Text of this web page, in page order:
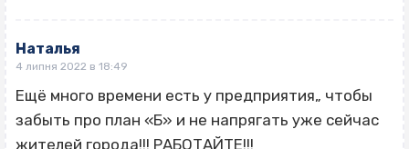
Наталья
4 липня 2022 в 18:49
Ещё много времени есть у предприятия„ чтобы
забыть про план «Б» и не напрягать уже сейчас
жителей города!!! РАБОТАЙТЕ!!!